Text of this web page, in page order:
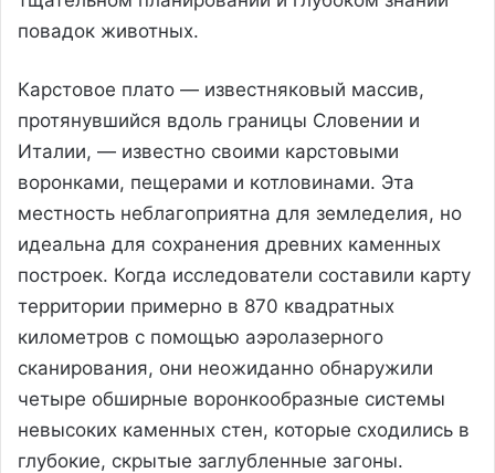
повадок животных.
Карстовое плато — известняковый массив,
протянувшийся вдоль границы Словении и
Италии, — известно своими карстовыми
воронками, пещерами и котловинами. Эта
местность неблагоприятна для земледелия, но
идеальна для сохранения древних каменных
построек. Когда исследователи составили карту
территории примерно в 870 квадратных
километров с помощью аэролазерного
сканирования, они неожиданно обнаружили
четыре обширные воронкообразные системы
невысоких каменных стен, которые сходились в
глубокие, скрытые заглубленные загоны.